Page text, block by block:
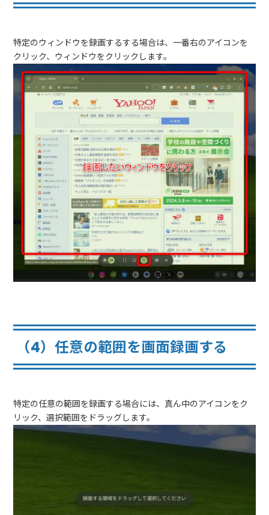
特定のウィンドウを録画するする場合は、一番右のアイコンを
クリック、ウィンドウをクリックします。
（4）任意の範囲を画面録画する
特定の任意の範囲を録画する場合には、真ん中のアイコンをク
リック、選択範囲をドラッグします。